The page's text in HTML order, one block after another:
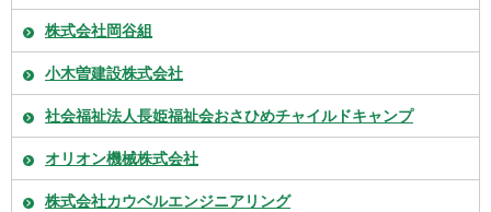
株式会社岡谷組
小木曽建設株式会社
社会福祉法人長姫福祉会おさひめチャイルドキャンプ
オリオン機械株式会社
株式会社カウベルエンジニアリング